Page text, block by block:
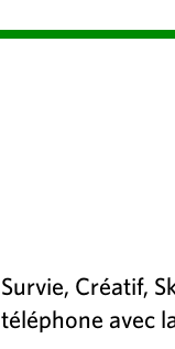
Survie, Créatif,
téléphone avec